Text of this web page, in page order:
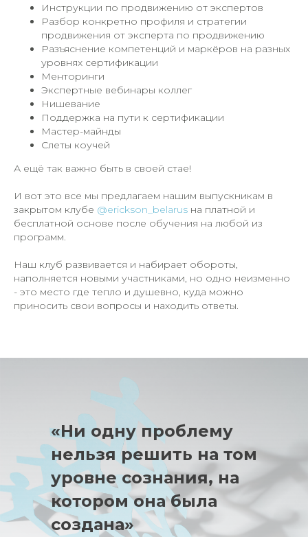
Инструкции по продвижению от экспертов
Разбор конкретно профиля и стратегии
продвижения от эксперта по продвижению
Разъяснение компетенций и маркёров на разных
уровнях сертификации
Менторинги
Экспертные вебинары коллег
Нишевание
Поддержка на пути к сертификации
Мастер-майнды
Слеты коучей
А ещё так важно быть в своей стае!
И вот это все мы предлагаем нашим выпускникам в
закрытом клубе @erickson_belarus на платной и
бесплатной основе после обучения на любой из
программ.
Наш клуб развивается и набирает обороты,
наполняется новыми участниками, но одно неизменно
- это место где тепло и душевно, куда можно
приносить свои вопросы и находить ответы.
«Ни одну проблему
нельзя решить на том
уровне сознания, на
котором она была
создана»